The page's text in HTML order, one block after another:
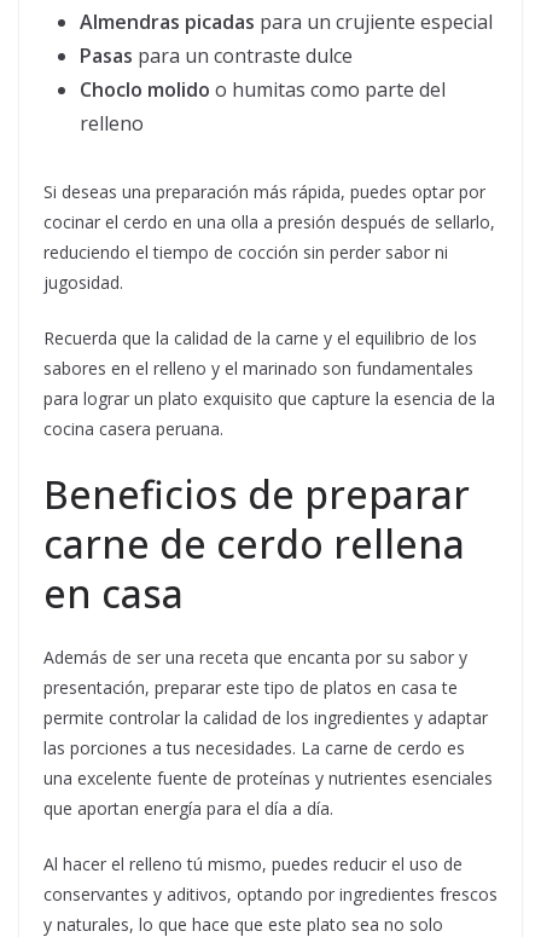
Almendras picadas para un crujiente especial
Pasas para un contraste dulce
Choclo molido o humitas como parte del
relleno
Si deseas una preparación más rápida, puedes optar por
cocinar el cerdo en una olla a presión después de sellarlo,
reduciendo el tiempo de cocción sin perder sabor ni
jugosidad.
Recuerda que la calidad de la carne y el equilibrio de los
sabores en el relleno y el marinado son fundamentales
para lograr un plato exquisito que capture la esencia de la
cocina casera peruana.
Beneficios de preparar
carne de cerdo rellena
en casa
Además de ser una receta que encanta por su sabor y
presentación, preparar este tipo de platos en casa te
permite controlar la calidad de los ingredientes y adaptar
las porciones a tus necesidades. La carne de cerdo es
una excelente fuente de proteínas y nutrientes esenciales
que aportan energía para el día a día.
Al hacer el relleno tú mismo, puedes reducir el uso de
conservantes y aditivos, optando por ingredientes frescos
y naturales, lo que hace que este plato sea no solo